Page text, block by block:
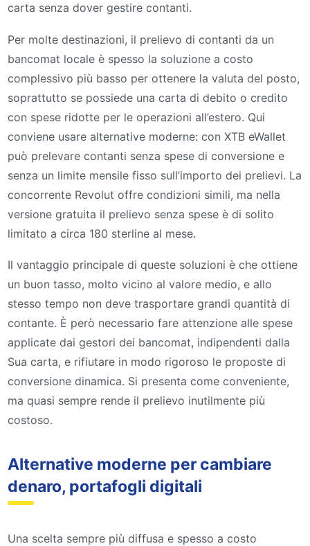
carta senza dover gestire contanti.
Per molte destinazioni, il prelievo di contanti da un
bancomat locale è spesso la soluzione a costo
complessivo più basso per ottenere la valuta del posto,
soprattutto se possiede una carta di debito o credito
con spese ridotte per le operazioni all’estero. Qui
conviene usare alternative moderne: con XTB eWallet
può prelevare contanti senza spese di conversione e
senza un limite mensile fisso sull’importo dei prelievi. La
concorrente Revolut offre condizioni simili, ma nella
versione gratuita il prelievo senza spese è di solito
limitato a circa 180 sterline al mese.
Il vantaggio principale di queste soluzioni è che ottiene
un buon tasso, molto vicino al valore medio, e allo
stesso tempo non deve trasportare grandi quantità di
contante. È però necessario fare attenzione alle spese
applicate dai gestori dei bancomat, indipendenti dalla
Sua carta, e rifiutare in modo rigoroso le proposte di
conversione dinamica. Si presenta come conveniente,
ma quasi sempre rende il prelievo inutilmente più
costoso.
Alternative moderne per cambiare
denaro, portafogli digitali
Una scelta sempre più diffusa e spesso a costo